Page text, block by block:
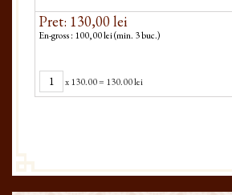
Pret: 130,00 lei
En-gross : 100,00 lei (min. 3 buc.)
x130.00= 130.00 lei